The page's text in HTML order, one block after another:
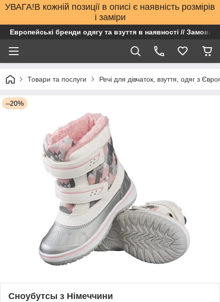
УВАГА!В кожній позиції в описі є наявність розмірів
і заміри
Европейські бренди одягу та взуття в наявності //
Товари та послуги Речі для дівчаток, взуття, одяг з
–20%
Сноубутсы з Німеччини